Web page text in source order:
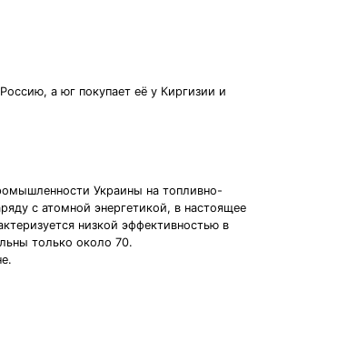
а юг покупает её у Киргизии и
Украины на топливно-
с атомной энергетикой, в настоящее
низкой эффективностью в
только около 70.